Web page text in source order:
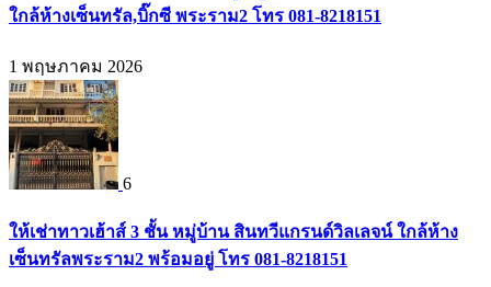
ใกล้ห้างเซ็นทรัล,บิ๊กซี พระราม2 โทร 081-8218151
1 พฤษภาคม 2026
6
ให้เช่าทาวเฮ้าส์ 3 ชั้น หมู่บ้าน สินทวีแกรนด์วิลเลจน์ ใกล้ห้าง
เซ็นทรัลพระราม2 พร้อมอยู่ โทร 081-8218151